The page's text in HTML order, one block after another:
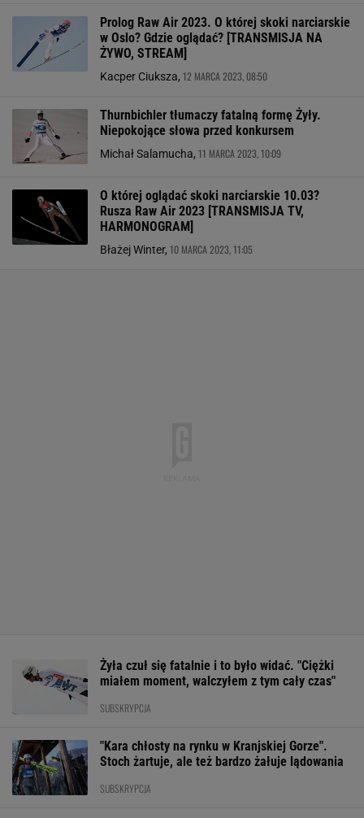
Prolog Raw Air 2023. O której skoki narciarskie
w Oslo? Gdzie oglądać? [TRANSMISJA NA
ŻYWO, STREAM]
Kacper Ciuksza, 12 MARCA 2023, 08:50
Thurnbichler tłumaczy fatalną formę Żyły.
Niepokojące słowa przed konkursem
Michał Salamucha, 11 MARCA 2023, 10:09
O której oglądać skoki narciarskie 10.03?
Rusza Raw Air 2023 [TRANSMISJA TV,
HARMONOGRAM]
Błażej Winter, 10 MARCA 2023, 11:05
Żyła czuł się fatalnie i to było widać. "Ciężki
miałem moment, walczyłem z tym cały czas"
SUBSKRYPCJA
"Kara chłosty na rynku w Kranjskiej Gorze".
Stoch żartuje, ale też bardzo żałuje lądowania
SUBSKRYPCJA